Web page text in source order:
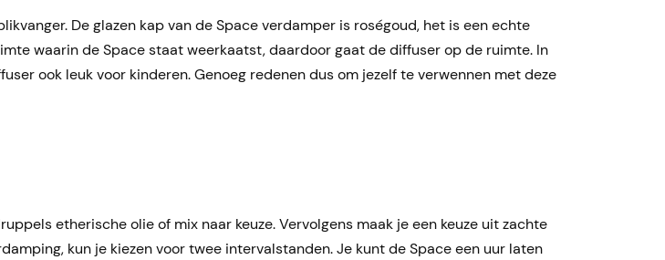
De glazen kap van de Space verdamper is roségoud, het is een echte
waarin de Space staat weerkaatst, daardoor gaat de diffuser op de ruimte. In
ook leuk voor kinderen. Genoeg redenen dus om jezelf te verwennen met deze
etherische olie of mix naar keuze. Vervolgens maak je een keuze uit zachte
kun je kiezen voor twee intervalstanden. Je kunt de Space een uur laten